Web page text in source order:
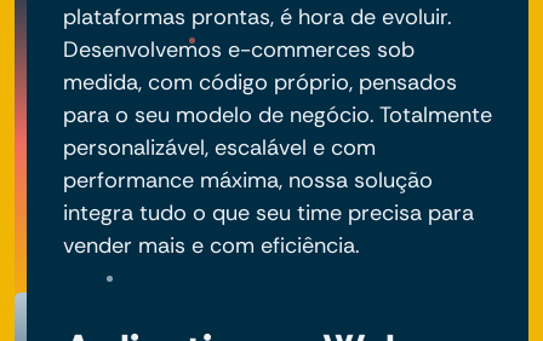
plataformas prontas, é hora de evoluir.
Desenvolvemos e-commerces sob
medida, com código próprio, pensados
para o seu modelo de negócio. Totalmente
personalizável, escalável e com
performance máxima, nossa solução
integra tudo o que seu time precisa para
vender mais e com eficiência.